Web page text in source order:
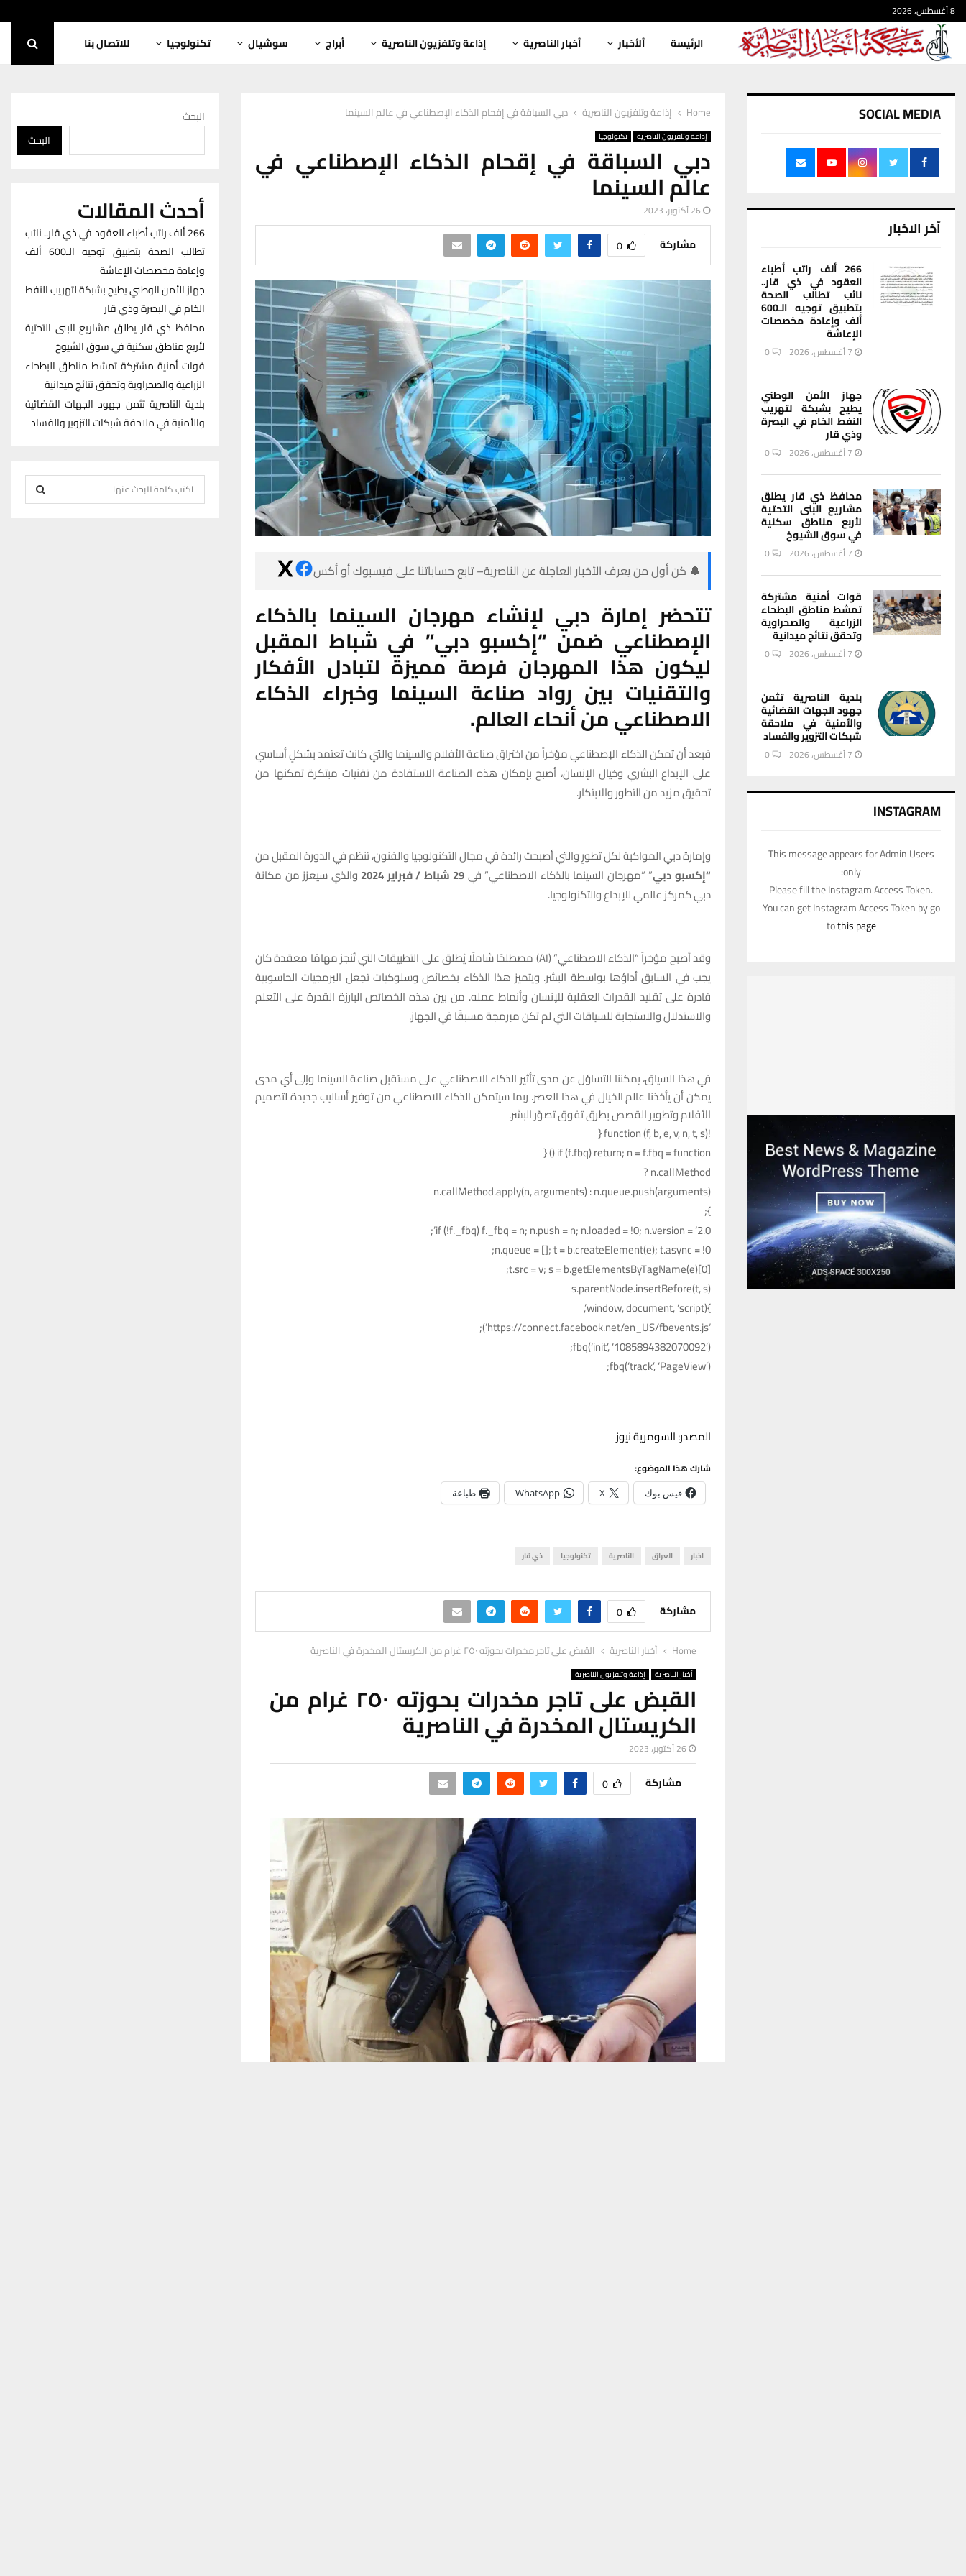
8 أغسطس، 2026
الرئيسة ألأخبار أخبار الناصرية إذاعة وتلفزيون الناصرية أبراج سوشيال تكنولوجيا للاتصال بنا
Home إذاعة وتلفزيون الناصرية دبي السباقة في إقحام الذكاء الإصطناعي في عالم السينما
إذاعة وتلفزيون الناصرية تكنولوجيا
دبي السباقة في إقحام الذكاء الإصطناعي في
عالم السينما
26 أكتوبر، 2023
مشاركة 0
🔔 كن أول من يعرف الأخبار العاجلة عن الناصرية– تابع حساباتنا على فيسبوك أو أكس
تتحضر إمارة دبي لإنشاء مهرجان السينما بالذكاء
الإصطناعي ضمن “إكسبو دبي” في شباط المقبل
ليكون هذا المهرجان فرصة مميزة لتبادل الأفكار
والتقنيات بين رواد صناعة السينما وخبراء الذكاء
الاصطناعي من أنحاء العالم.
فبعد أن تمكن الذكاء الإصطناعي مؤخراً من اختراق صناعة الأفلام والسينما والتي كانت تعتمد بشكلٍ أساسي
على الإبداع البشري وخيال الإنسان، أصبح بإمكان هذه الصناعة الاستفادة من تقنيات مبتكرة تمكنها من
تحقيق مزيد من التطور والابتكار.
وإمارة دبي المواكبة لكل تطورٍ والتي أصبحت رائدة في مجال التكنولوجيا والفنون، تنظم في الدورة المقبل من
“إكسبو دبي” “مهرجان السينما بالذكاء الاصطناعي” في29 شباط / فبراير 2024
والذي سيعزز من مكانة
دبي كمركز عالمي للإبداع والتكنولوجيا.
وقد أصبح مؤخراً “الذكاء الاصطناعي” (AI) مصطلحًا شاملًا يُطلق على التطبيقات التي تُنجز مهامًا معقدة كان
يجب في السابق أداؤها بواسطة البشر. ويتميز هذا الذكاء بخصائص وسلوكيات تجعل البرمجيات الحاسوبية
قادرة على تقليد القدرات العقلية للإنسان وأنماط عمله. من بين هذه الخصائص البارزة القدرة على التعلم
والاستدلال والاستجابة للسياقات التي لم تكن مبرمجة مسبقًا في الجهاز.
في هذا السياق، يمكننا التساؤل عن مدى تأثير الذكاء الاصطناعي على مستقبل صناعة السينما وإلى أي مدى
يمكن أن يأخذنا عالم الخيال في هذا العصر. ربما سيتمكن الذكاء الاصطناعي من توفير أساليب جديدة لتصميم
الأفلام وتطوير القصص بطرق تفوق تصوّر البشر.
!function (f, b, e, v, n, t, s) {
if (f.fbq) return; n = f.fbq = function () {
n.callMethod ?
n.callMethod.apply(n, arguments) : n.queue.push(arguments)
};
if (!f._fbq) f._fbq = n; n.push = n; n.loaded = !0; n.version = ‘2.0’;
n.queue = []; t = b.createElement(e); t.async = !0;
t.src = v; s = b.getElementsByTagName(e)[0];
s.parentNode.insertBefore(t, s)
}(window, document, ‘script’,
‘https://connect.facebook.net/en_US/fbevents.js’);
fbq(‘init’, ‘1085894382070092’);
fbq(‘track’, ‘PageView’);
المصدر: السومرية نيوز
شارك هذا الموضوع:
فيس بوك X
WhatsApp طباعة
اخبار العراق الناصرية تكنولوجيا ذي قار
مشاركة 0
Home أخبار الناصرية القبض على تاجر مخدرات بحوزته ٢٥٠ غرام من الكريستال المخدرة في الناصرية
أخبار الناصرية إذاعة وتلفزيون الناصرية
القبض على تاجر مخدرات بحوزته ٢٥٠ غرام من
الكريستال المخدرة في الناصرية
26 أكتوبر، 2023
مشاركة 0
SOCIAL MEDIA
آخر الاخبار
266 ألف راتب أطباء
العقود في ذي قار..
نائب تطالب الصحة
بتطبيق توجيه الـ600
ألف وإعادة مخصصات
الإعاشة
7 أغسطس، 2026 0
جهاز الأمن الوطني
يطيح بشبكة لتهريب
النفط الخام في البصرة
وذي قار
7 أغسطس، 2026 0
محافظ ذي قار يطلق
مشاريع البنى التحتية
لأربع مناطق سكنية
في سوق الشيوخ
7 أغسطس، 2026 0
قوات أمنية مشتركة
تمشط مناطق البطحاء
الزراعية والصحراوية
وتحقق نتائج ميدانية
7 أغسطس، 2026 0
بلدية الناصرية تثمن
جهود الجهات القضائية
والأمنية في ملاحقة
شبكات التزوير والفساد
7 أغسطس، 2026 0
INSTAGRAM
This message appears for Admin Users
only:
Please fill the Instagram Access Token.
You can get Instagram Access Token by go
tothis page
البحث
البحث
أحدث المقالات
266 ألف راتب أطباء العقود في ذي قار.. نائب
تطالب الصحة بتطبيق توجيه الـ600 ألف
وإعادة مخصصات الإعاشة
جهاز الأمن الوطني يطيح بشبكة لتهريب النفط
الخام في البصرة وذي قار
محافظ ذي قار يطلق مشاريع البنى التحتية
لأربع مناطق سكنية في سوق الشيوخ
قوات أمنية مشتركة تمشط مناطق البطحاء
الزراعية والصحراوية وتحقق نتائج ميدانية
بلدية الناصرية تثمن جهود الجهات القضائية
والأمنية في ملاحقة شبكات التزوير والفساد
e